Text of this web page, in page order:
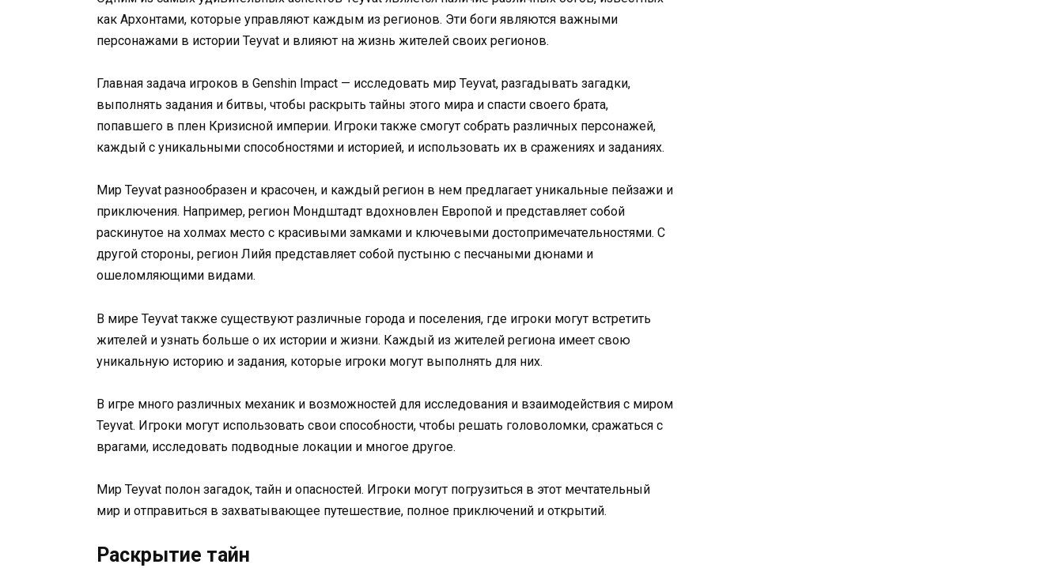
как Архонтами, которые управляют каждым из регионов. Эти боги являются важными
персонажами в истории Teyvat и влияют на жизнь жителей своих регионов.
Главная задача игроков в Genshin Impact — исследовать мир Teyvat, разгадывать загадки,
выполнять задания и битвы, чтобы раскрыть тайны этого мира и спасти своего брата,
попавшего в плен Кризисной империи. Игроки также смогут собрать различных персонажей,
каждый с уникальными способностями и историей, и использовать их в сражениях и заданиях.
Мир Teyvat разнообразен и красочен, и каждый регион в нем предлагает уникальные пейзажи и
приключения. Например, регион Мондштадт вдохновлен Европой и представляет собой
раскинутое на холмах место с красивыми замками и ключевыми достопримечательностями. С
другой стороны, регион Лийя представляет собой пустыню с песчаными дюнами и
ошеломляющими видами.
В мире Teyvat также существуют различные города и поселения, где игроки могут встретить
жителей и узнать больше о их истории и жизни. Каждый из жителей региона имеет свою
уникальную историю и задания, которые игроки могут выполнять для них.
В игре много различных механик и возможностей для исследования и взаимодействия с миром
Teyvat. Игроки могут использовать свои способности, чтобы решать головоломки, сражаться с
врагами, исследовать подводные локации и многое другое.
Мир Teyvat полон загадок, тайн и опасностей. Игроки могут погрузиться в этот мечтательный
мир и отправиться в захватывающее путешествие, полное приключений и открытий.
Раскрытие тайн